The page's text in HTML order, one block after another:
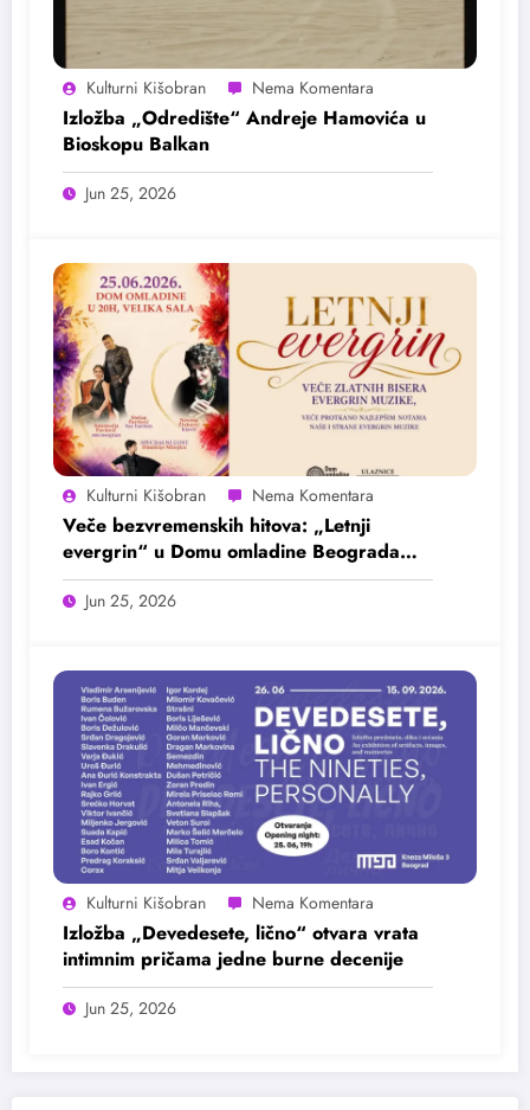
Kulturni Kišobran
Izložba „Odredište“ Andreje Hamovića u
Bioskopu Balkan
Jun 25, 2026
Kulturni Kišobran
Veče bezvremenskih hitova: „Letnji
evergrin“ u Domu omladine Beograda
25. juna
Jun 25, 2026
Kulturni Kišobran
Izložba „Devedesete, lično“ otvara vrata
intimnim pričama jedne burne decenije
Jun 25, 2026